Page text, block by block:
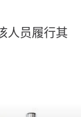
员履行其